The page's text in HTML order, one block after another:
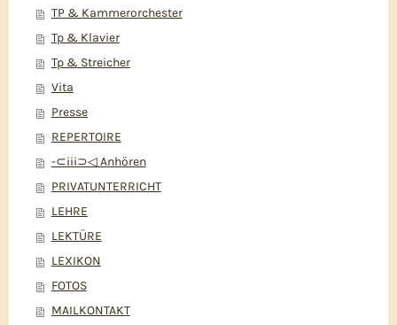
TP & Kammerorchester
Tp & Klavier
Tp & Streicher
Vita
Presse
REPERTOIRE
-⊂iii⊃◁ Anhören
PRIVATUNTERRICHT
LEHRE
LEKTÜRE
LEXIKON
FOTOS
MAILKONTAKT